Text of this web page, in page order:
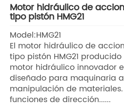
Motor hidráulico de
tipo pistón HMG21
Model:HMG21
El motor hidráulico de
tipo pistón HMG21
motor hidráulico innovador
diseñado para maquinaria
manipulación de
funciones de dirección......